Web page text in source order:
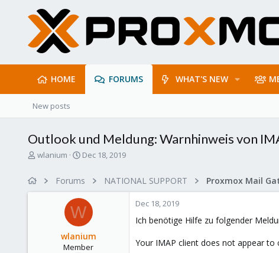
HOME FORUMS WHAT'S NEW
New posts
Outlook und Meldung: Warnhinweis von
T
wlanium
S
r
t
d
a
t
e
Dec 18, 2019
Forums NATIONAL SUPPORT
W
wlanium
Member
Dec 18, 2019
Ich benötige Hilfe zu folgender
Your IMAP client does not appear